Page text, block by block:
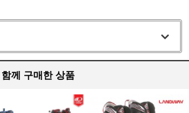
함께 구매한 상품